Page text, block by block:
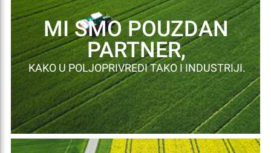
MI SMO POUZDAN
PARTNER,
KAKO U POLJOPRIVREDI TAKO I INDUSTRIJI.